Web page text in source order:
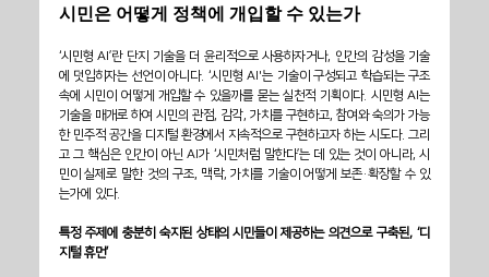
시민은 어떻게 정책에 개입할 수 있는가
‘시민형 AI’란 단지 기술을 더 윤리적으로 사용하자거나, 인간의 감성을 기술
에 덧입히자는 선언이 아니다. ‘시민형 AI'는 기술이 구성되고 학습되는 구조
속에 시민이 어떻게 개입할 수 있을까를 묻는 실천적 기획이다. 시민형 AI는
기술을 매개로 하여 시민의 관점, 감각, 가치를 구현하고, 참여와 숙의가 가능
한 민주적 공간을 디지털 환경에서 지속적으로 구현하고자 하는 시도다. 그리
고 그 핵심은 인간이 아닌 AI가 ‘시민처럼 말한다’는 데 있는 것이 아니라, 시
민이 실제로 말한 것의 구조, 맥락, 가치를 기술이 어떻게 보존·확장할 수 있
는가에 있다.
특정 주제에 충분히 숙지된 상태의 시민들이 제공하는 의견으로 구축된, ‘디
지털 휴먼’